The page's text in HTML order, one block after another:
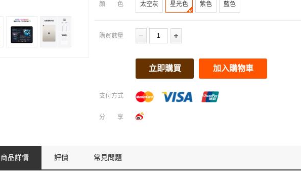
顔色 太空灰 星光色 紫色 藍色
購買數量
立即購買 加入購物車
支付方式
分享
商品詳情 評價 常見問題